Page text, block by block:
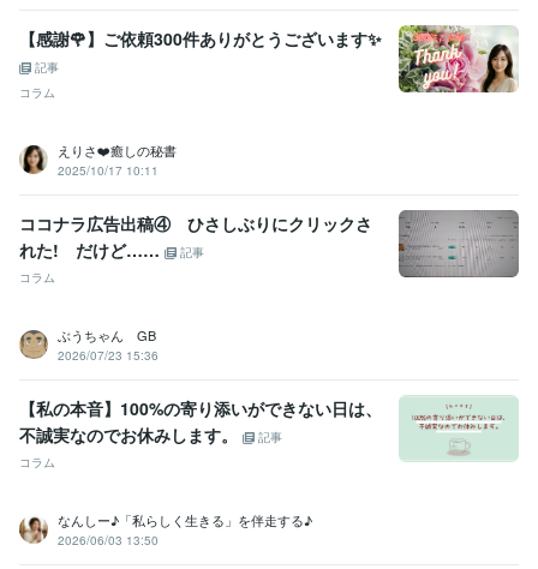
感謝をブログでお伝え☆*:.｡✨
資格・検定
秘書技能検定2級
アロマテラピー検定1級
国内旅行業務取扱管理者
実用英語技能検定2級 取得年 : 2020年
プログラミング言語・フレームワーク
HTML:0年
PowerPoint:3年
【ウイット力】どんな話題でも何か返す機知力✨日本一:99年
【ウイット力】どんな話題もジョークを返せる✨日本一:99年
【ノリ】リズム聞こえたら踊ってる（バレずもあり）✨:99年
【おもてなし】清潔感で相手に不快感を与えない✳️:99年
【記憶力】一度会ったら御顔を忘れない☪️:99年
【記憶力】会話の内容、登場人物キャラ忘れない☪️:99年
【日本語バイリンガル】標準語と関西弁、完璧☪️:99年
【感謝🌹】ご依頼300件ありがとうございます✨
記事
コラム
えりさ❤️癒しの秘書
2025/10/17 10:11
ココナラ広告出稿④ ひさしぶりにクリックさ
れた! だけど……
記事
コラム
ぶうちゃん GB
2026/07/23 15:36
【私の本音】100%の寄り添いができない日は、
不誠実なのでお休みします。
記事
コラム
なんしー♪「私らしく生きる」を伴走する♪
2026/06/03 13:50